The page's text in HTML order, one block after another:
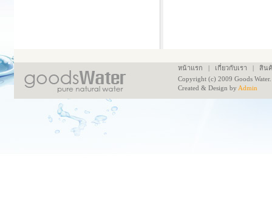
หน้าแรก | เกี่ยวกับเรา | สิน
Copyright (c) 2009 Goods
Created & Design by Admin